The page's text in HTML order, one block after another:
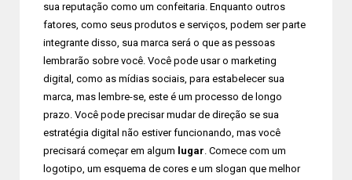
sua reputação como um confeitaria. Enquanto outros
fatores, como seus produtos e serviços, podem ser parte
integrante disso, sua marca será o que as pessoas
lembrarão sobre você. Você pode usar o marketing
digital, como as mídias sociais, para estabelecer sua
marca, mas lembre-se, este é um processo de longo
prazo. Você pode precisar mudar de direção se sua
estratégia digital não estiver funcionando, mas você
precisará começar em algum lugar. Comece com um
logotipo, um esquema de cores e um slogan que melhor